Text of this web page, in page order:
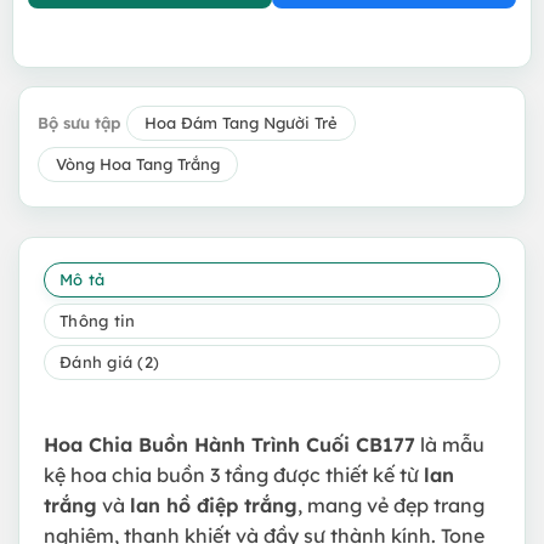
Bộ sưu tập Hoa Đám Tang Người Trẻ
Vòng Hoa Tang Trắng
Mô tả
Thông tin
Đánh giá (2)
Hoa Chia Buồn Hành Trình Cuối CB177 là mẫu
kệ hoa chia buồn 3 tầng được thiết kế từ lan
trắng và lan hồ điệp trắng, mang vẻ đẹp trang
nghiêm, thanh khiết và đầy sự thành kính. Tone